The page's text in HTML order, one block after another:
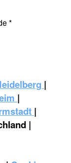
*
|
|
|
|